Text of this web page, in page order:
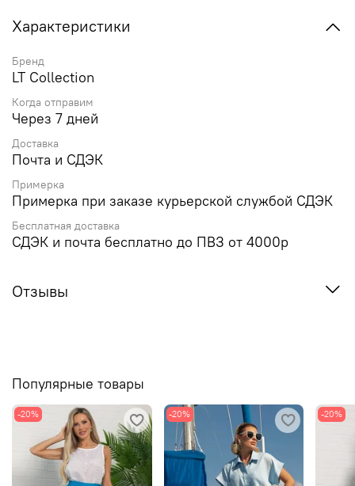
Характеристики
Бренд
LT Collection
Когда отправим
Через 7 дней
Доставка
Почта и СДЭК
Примерка
Примерка при заказе курьерской службой СДЭК
Бесплатная доставка
СДЭК и почта бесплатно до ПВЗ от 4000р
Отзывы
Популярные товары
-20% -20% -20%